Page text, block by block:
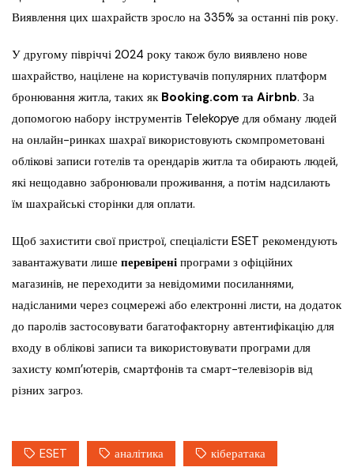
Виявлення цих шахрайств зросло на 335% за останні пів року.
У другому півріччі 2024 року також було виявлено нове
шахрайство, націлене на користувачів популярних платформ
бронювання житла, таких як Booking.com та Airbnb. За
допомогою набору інструментів Telekopye для обману людей
на онлайн-ринках шахраї використовують скомпрометовані
облікові записи готелів та орендарів житла та обирають людей,
які нещодавно забронювали проживання, а потім надсилають
їм шахрайські сторінки для оплати.
Щоб захистити свої пристрої, спеціалісти ESET рекомендують
завантажувати лише перевірені програми з офіційних
магазинів, не переходити за невідомими посиланнями,
надісланими через соцмережі або електронні листи, на додаток
до паролів застосовувати багатофакторну автентифікацію для
входу в облікові записи та використовувати програми для
захисту комп’ютерів, смартфонів та смарт-телевізорів від
різних загроз.
ESET аналітика кібератака